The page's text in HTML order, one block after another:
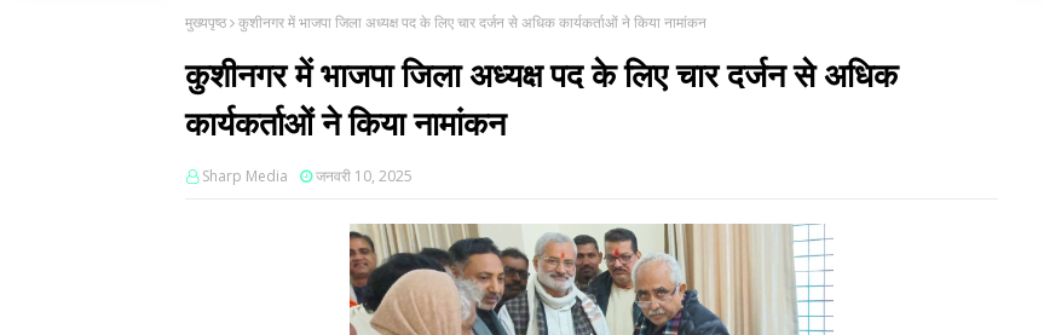
मुख्यपृष्ठ कुशीनगर में भाजपा जिला अध्यक्ष पद के लिए चार दर्जन से अधिक कार्यकर्ताओं ने किया नामांकन
कुशीनगर में भाजपा जिला अध्यक्ष पद के लिए चार दर्जन से अधिक
कार्यकर्ताओं ने किया नामांकन
Sharp Media जनवरी 10, 2025